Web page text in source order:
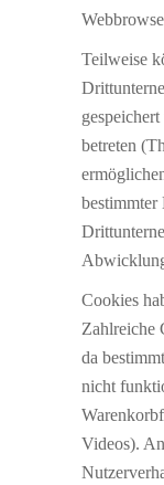
Teilweise
betreten
bestimmter
Cookies
Zahlreiche
da
nicht
Videos).